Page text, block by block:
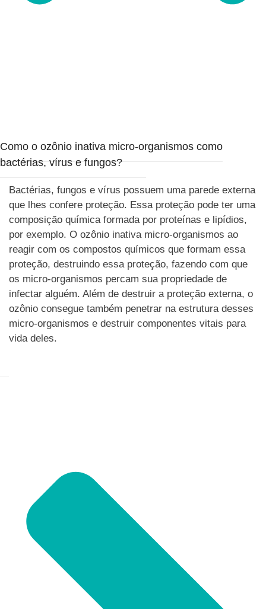
Como o ozônio inativa micro-organismos como
bactérias, vírus e fungos?
Bactérias, fungos e vírus possuem uma parede externa
que lhes confere proteção. Essa proteção pode ter uma
composição química formada por proteínas e lipídios,
por exemplo. O ozônio inativa micro-organismos ao
reagir com os compostos químicos que formam essa
proteção, destruindo essa proteção, fazendo com que
os micro-organismos percam sua propriedade de
infectar alguém. Além de destruir a proteção externa, o
ozônio consegue também penetrar na estrutura desses
micro-organismos e destruir componentes vitais para
vida deles.